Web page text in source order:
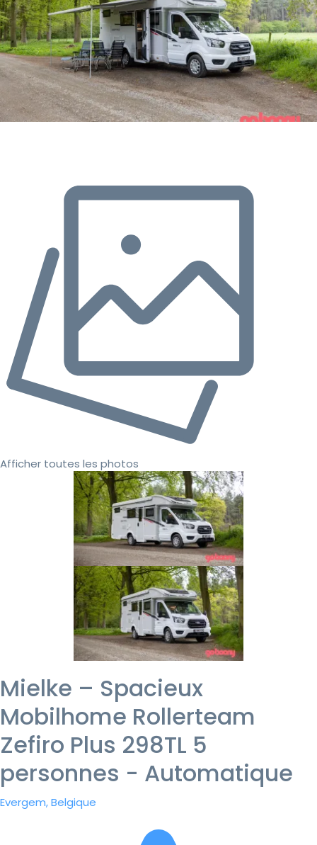
Afficher toutes les photos
Mielke – Spacieux
Mobilhome Rollerteam
Zefiro Plus 298TL 5
personnes - Automatique
Evergem, Belgique